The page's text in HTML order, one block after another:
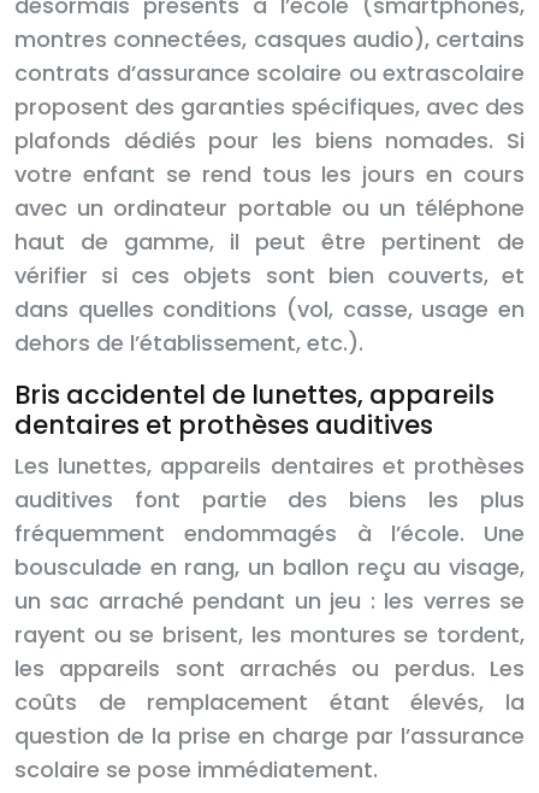
montres connectées, casques audio), certains
contrats d’assurance scolaire ou extrascolaire
proposent des garanties spécifiques, avec des
plafonds dédiés pour les biens nomades. Si
votre enfant se rend tous les jours en cours
avec un ordinateur portable ou un téléphone
haut de gamme, il peut être pertinent de
vérifier si ces objets sont bien couverts, et
dans quelles conditions (vol, casse, usage en
dehors de l’établissement, etc.).
Bris accidentel de lunettes, appareils
dentaires et prothèses auditives
Les lunettes, appareils dentaires et prothèses
auditives font partie des biens les plus
fréquemment endommagés à l’école. Une
bousculade en rang, un ballon reçu au visage,
un sac arraché pendant un jeu : les verres se
rayent ou se brisent, les montures se tordent,
les appareils sont arrachés ou perdus. Les
coûts de remplacement étant élevés, la
question de la prise en charge par l’assurance
scolaire se pose immédiatement.